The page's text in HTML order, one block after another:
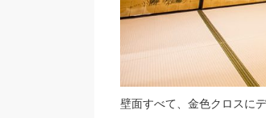
壁面すべて、金色クロスに